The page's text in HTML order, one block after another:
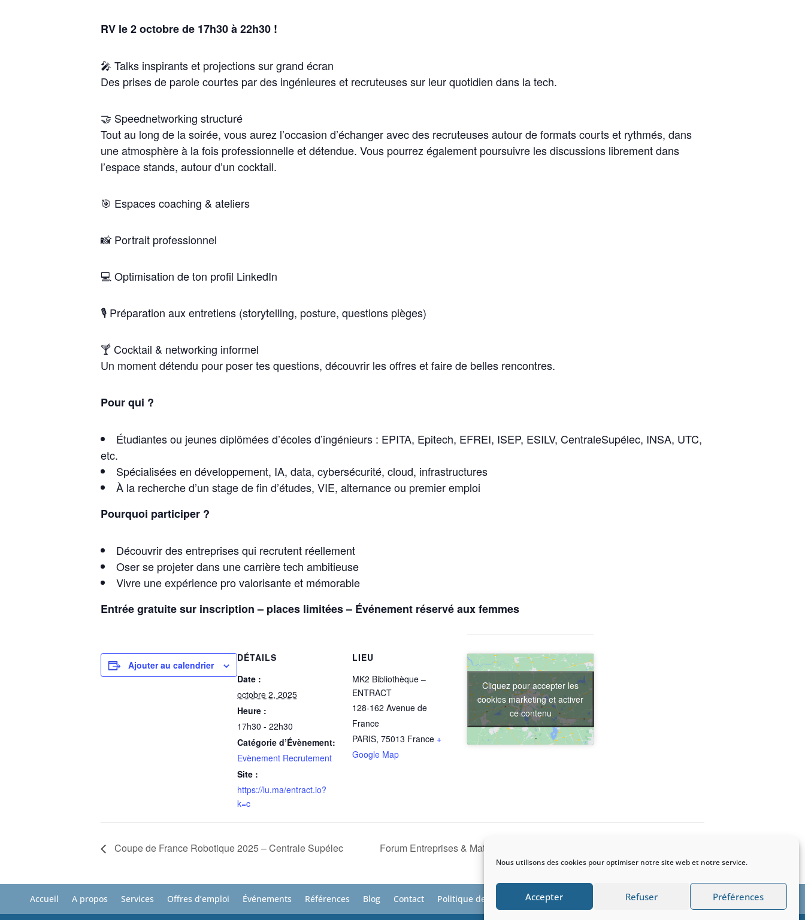
Nous utilisons des cookies pour optimiser notre site web et notre service.
Accepter Refuser Préférences
RV le 2 octobre de 17h30 à 22h30 !
​🎤 Talks inspirants et projections sur grand écran
Des prises de parole courtes par des ingénieures et recruteuses sur leur quotidien dans la tech.
​🤝 Speednetworking structuré
Tout au long de la soirée, vous aurez l’occasion d’échanger avec des recruteuses autour de formats courts et rythmés, dans
une atmosphère à la fois professionnelle et détendue. Vous pourrez également poursuivre les discussions librement dans
l’espace stands, autour d’un cocktail.
​🎯 Espaces coaching & ateliers
​📸 Portrait professionnel
​💻 Optimisation de ton profil LinkedIn
​🎙️ Préparation aux entretiens (storytelling, posture, questions pièges)
​🍸 Cocktail & networking informel
Un moment détendu pour poser tes questions, découvrir les offres et faire de belles rencontres.
​Pour qui ?
​Étudiantes ou jeunes diplômées d’écoles d’ingénieurs : EPITA, Epitech, EFREI, ISEP, ESILV, CentraleSupélec, INSA, UTC,
etc.
​Spécialisées en développement, IA, data, cybersécurité, cloud, infrastructures
​À la recherche d’un stage de fin d’études, VIE, alternance ou premier emploi
Pourquoi participer ?
​Découvrir des entreprises qui recrutent réellement
​Oser se projeter dans une carrière tech ambitieuse
​Vivre une expérience pro valorisante et mémorable
Entrée gratuite sur inscription – places limitées – ​Événement réservé aux femmes
Ajouter au calendrier
DÉTAILS
Date :
octobre 2, 2025
Heure :
17h30 - 22h30
Catégorie d’Évènement:
Evènement Recrutement
Site :
https://lu.ma/entract.io?
k=c
LIEU
MK2 Bibliothèque –
ENTRACT
128-162 Avenue de
France
PARIS, 75013 France +
Google Map
Cliquez pour accepter les
cookies marketing et activer
ce contenu
Coupe de France Robotique 2025 – Centrale Supélec Forum Entreprises & Mathématiques – Le 07 octobre 2025 – CNAM Paris
Accueil A propos Services Offres d’emploi Événements Références Blog Contact Politique de confidentialité Mentions légales Politique de cookies